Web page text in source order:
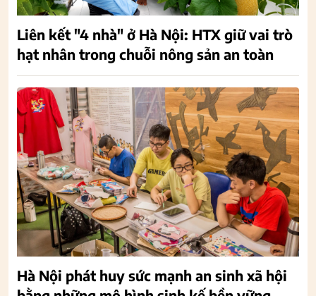
Liên kết "4 nhà" ở Hà Nội: HTX giữ vai trò
hạt nhân trong chuỗi nông sản an toàn
Hà Nội phát huy sức mạnh an sinh xã hội